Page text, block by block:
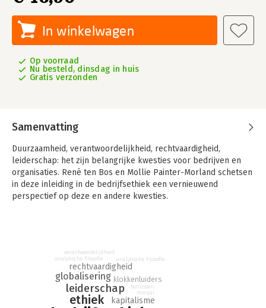
In winkelwagen
Op voorraad
Nu besteld, dinsdag in huis
Gratis verzonden
Samenvatting
Duurzaamheid, verantwoordelijkheid, rechtvaardigheid,
leiderschap: het zijn belangrijke kwesties voor bedrijven en
organisaties. René ten Bos en Mollie Painter-Morland schetsen
in deze inleiding in de bedrijfsethiek een vernieuwend
perspectief op deze en andere kwesties.
Discussies over de traditionele bedrijfsethische thema's komen
in een nieuw licht te staan door wijsgerige inzichten. Zo worden
ideeën over leiderschap benaderd vanuit het werk van Žižek
en wordt maatschappelijk verantwoord ondernemen kritisch
onderzocht aan de hand van de filosofie van Heidegger.
ethiek
leiderschap
globalisering
kapitalisme
rechtvaardigheid
klokkenluiders
analytische filosofie
verantwoordelijkheid
bonussen
analytische filosofie
moraal